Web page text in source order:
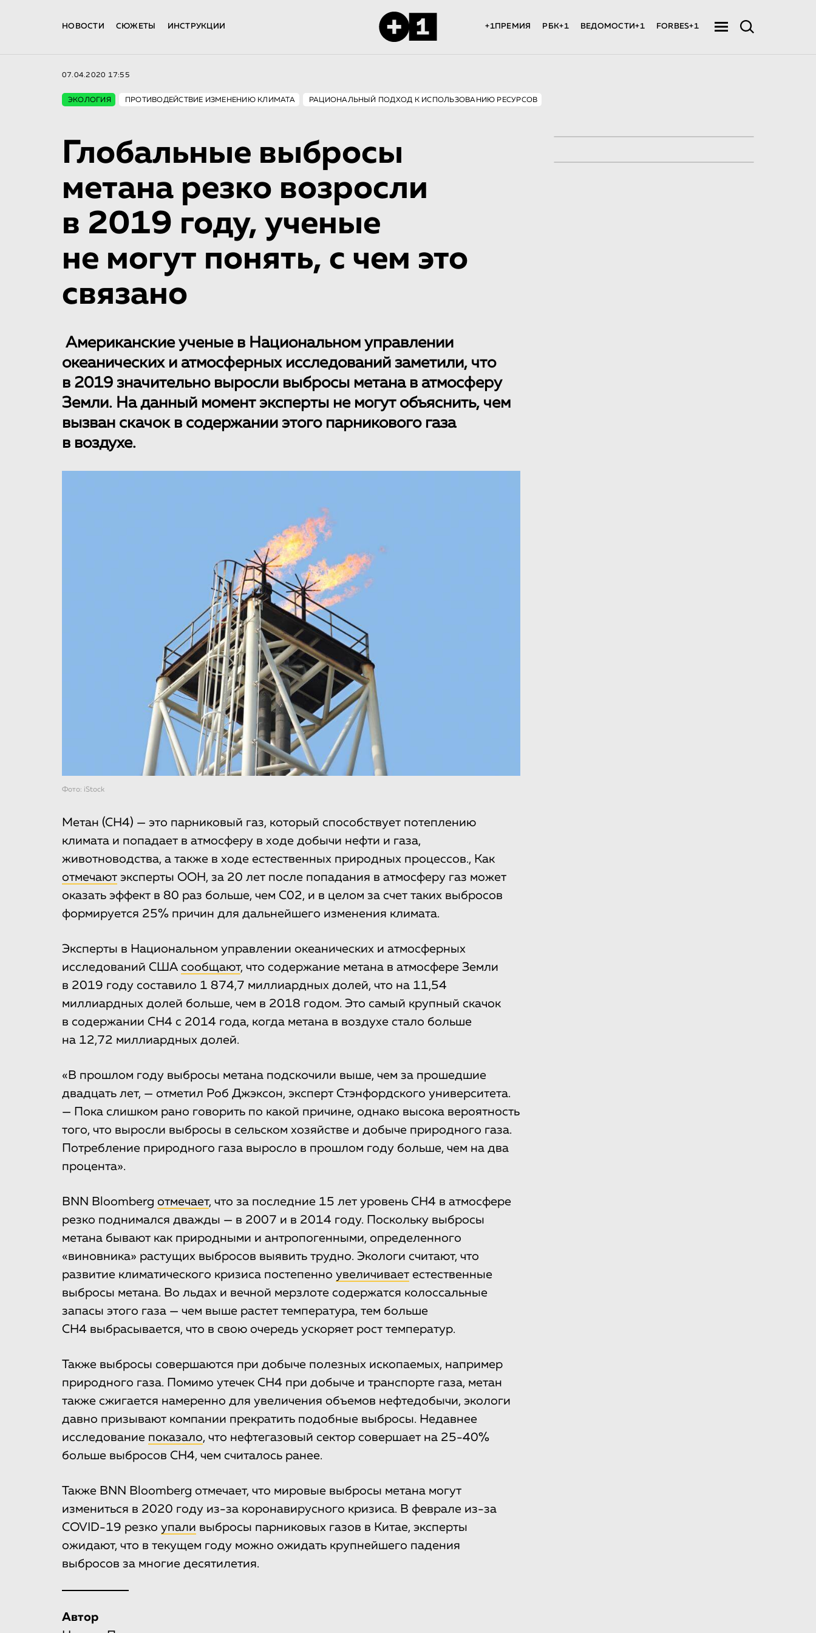
НОВОСТИ СЮЖЕТЫ ИНСТРУКЦИИ +1ПРЕМИЯ РБК+1 ВЕДОМОСТИ+1 FORBES+1
07.04.2020 17:55
ЭКОЛОГИЯ ПРОТИВОДЕЙСТВИЕ ИЗМЕНЕНИЮ КЛИМАТА РАЦИОНАЛЬНЫЙ ПОДХОД К ИСПОЛЬЗОВАНИЮ РЕСУРСОВ
Глобальные выбросы
метана резко возросли
в 2019 году, ученые
не могут понять, с чем это
связано
Американские ученые в Национальном управлении
океанических и атмосферных исследований заметили, что
в 2019 значительно выросли выбросы метана в атмосферу
Земли. На данный момент эксперты не могут объяснить, чем
вызван скачок в содержании этого парникового газа
в воздухе.
Фото: iStock
Метан (СН4) — это парниковый газ, который способствует потеплению
климата и попадает в атмосферу в ходе добычи нефти и газа,
животноводства, а также в ходе естественных природных процессов., Как
отмечают эксперты ООН, за 20 лет после попадания в атмосферу газ может
оказать эффект в 80 раз больше, чем С02, и в целом за счет таких выбросов
формируется 25% причин для дальнейшего изменения климата.
Эксперты в Национальном управлении океанических и атмосферных
исследований США сообщают, что содержание метана в атмосфере Земли
в 2019 году составило 1 874,7 миллиардных долей, что на 11,54
миллиардных долей больше, чем в 2018 годом. Это самый крупный скачок
в содержании CH4 с 2014 года, когда метана в воздухе стало больше
на 12,72 миллиардных долей.
«В прошлом году выбросы метана подскочили выше, чем за прошедшие
двадцать лет, — отметил Роб Джэксон, эксперт Стэнфордского университета.
— Пока слишком рано говорить по какой причине, однако высока вероятность
того, что выросли выбросы в сельском хозяйстве и добыче природного газа.
Потребление природного газа выросло в прошлом году больше, чем на два
процента».
BNN Bloomberg отмечает, что за последние 15 лет уровень CH4 в атмосфере
резко поднимался дважды — в 2007 и в 2014 году. Поскольку выбросы
метана бывают как природными и антропогенными, определенного
«виновника» растущих выбросов выявить трудно. Экологи считают, что
развитие климатического кризиса постепенно увеличивает естественные
выбросы метана. Во льдах и вечной мерзлоте содержатся колоссальные
запасы этого газа — чем выше растет температура, тем больше
CH4 выбрасывается, что в свою очередь ускоряет рост температур.
Также выбросы совершаются при добыче полезных ископаемых, например
природного газа. Помимо утечек CH4 при добыче и транспорте газа, метан
также сжигается намеренно для увеличения объемов нефтедобычи, экологи
давно призывают компании прекратить подобные выбросы. Недавнее
исследование показало, что нефтегазовый сектор совершает на 25-40%
больше выбросов CH4, чем считалось ранее.
Также BNN Bloomberg отмечает, что мировые выбросы метана могут
измениться в 2020 году из-за коронавирусного кризиса. В феврале из-за
COVID-19 резко упали выбросы парниковых газов в Китае, эксперты
ожидают, что в текущем году можно ожидать крупнейшего падения
выбросов за многие десятилетия.
Автор